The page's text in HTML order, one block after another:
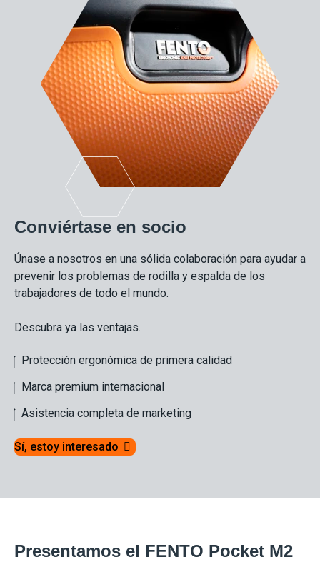
Conviértase en socio
Únase a nosotros en una sólida colaboración para ayudar a
prevenir los problemas de rodilla y espalda de los
trabajadores de todo el mundo.
Descubra ya las ventajas.
Protección ergonómica de primera calidad
Marca premium internacional
Asistencia completa de marketing
Sí, estoy interesado
Presentamos el FENTO Pocket M2